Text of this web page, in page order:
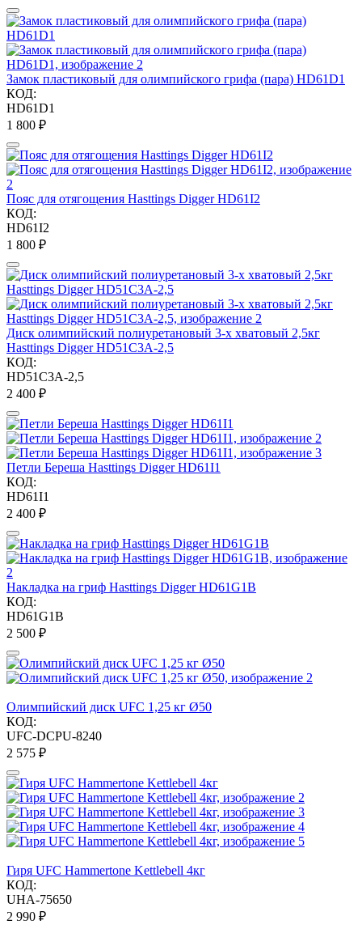
Замок пластиковый для олимпийского грифа (пара) HD61D1
КОД:
HD61D1
1 800 ₽
Пояс для отягощения Hasttings Digger HD61I2
КОД:
HD61I2
1 800 ₽
Диск олимпийский полиуретановый 3-х хватовый 2,5кг
Hasttings Digger HD51C3A-2,5
КОД:
HD51C3A-2,5
2 400 ₽
Петли Береша Hasttings Digger HD61I1
КОД:
HD61I1
2 400 ₽
Накладка на гриф Hasttings Digger HD61G1B
КОД:
HD61G1B
2 500 ₽
Олимпийский диск UFC 1,25 кг Ø50
КОД:
UFC-DCPU-8240
2 575 ₽
Гиря UFC Hammertone Kettlebell 4кг
КОД:
UHA-75650
2 990 ₽